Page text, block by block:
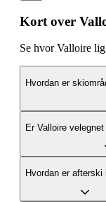
Kort over
Se hvor Valloire
Hvordan er
Er Valloire
Hvordan er afterski